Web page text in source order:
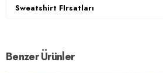
Sweatshirt FIrsatları
Benzer Ürünler